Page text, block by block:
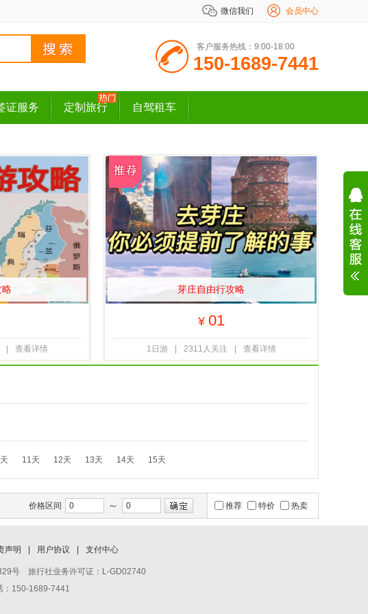
微信我们 会员中心
客户服务热线：9:00-18:00
150-1689-7441
证服务 定制旅行 自驾租车
略
查看详情
芽庄自由行攻略
¥ 01
1日游 2311人关注 查看详情
11天 12天 13天 14天 15天
推荐 特价 热卖
价格区间 ～
声明 用户协议 支付中心
号 旅行社业务许可证：L-GD02740
：150-1689-7441